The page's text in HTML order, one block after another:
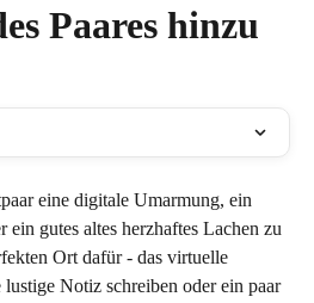
Paares hinzu
eine digitale Umarmung, ein
gutes altes herzhaftes Lachen zu
Ort dafür - das virtuelle
lustige Notiz schreiben oder ein paar